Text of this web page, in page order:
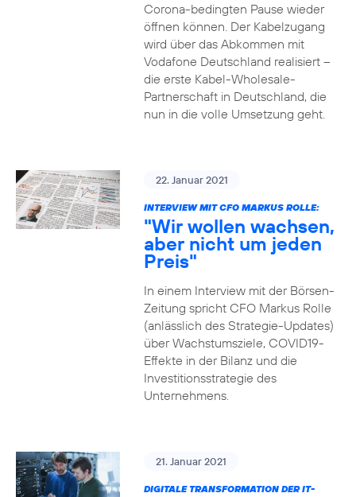
Corona-bedingten Pause wieder
öffnen können. Der Kabelzugang
wird über das Abkommen mit
Vodafone Deutschland realisiert –
die erste Kabel-Wholesale-
Partnerschaft in Deutschland, die
nun in die volle Umsetzung geht.
22. Januar 2021
INTERVIEW MIT CFO MARKUS ROLLE:
"Wir wollen wachsen,
aber nicht um jeden
Preis"
In einem Interview mit der Börsen-
Zeitung spricht CFO Markus Rolle
(anlässlich des Strategie-Updates)
über Wachstumsziele, COVID19-
Effekte in der Bilanz und die
Investitionsstrategie des
Unternehmens.
21. Januar 2021
DIGITALE TRANSFORMATION DER IT-